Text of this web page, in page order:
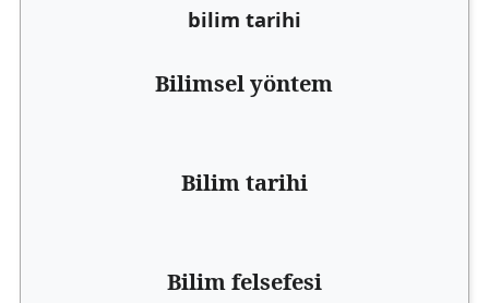
bilim tarihi
Bilimsel yöntem
Bilim tarihi
Bilim felsefesi